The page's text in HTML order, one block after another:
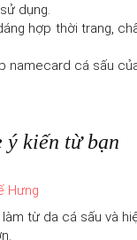
dụng.
hợp thời trang,
namecard cá sấu
ý kiến từ bạn
Hưng
từ da cá sấu và